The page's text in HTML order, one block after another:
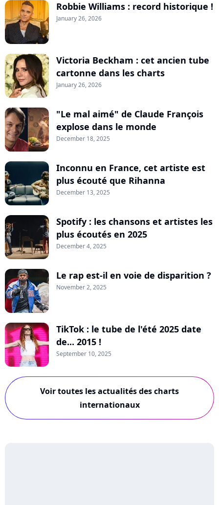
Robbie Williams : record historique !
January 26, 2026
Victoria Beckham : cet ancien tube
cartonne dans les charts
January 26, 2026
"Le mal aimé" de Claude François
explose dans le monde
December 18, 2025
Inconnu en France, cet artiste est
plus écouté que Rihanna
December 13, 2025
Spotify : les chansons et artistes les
plus écoutés en 2025
December 4, 2025
Le rap est-il en voie de disparition ?
November 2, 2025
TikTok : le tube de l'été 2025 date
de... 2015 !
September 10, 2025
Voir toutes les actualités des charts
internationaux